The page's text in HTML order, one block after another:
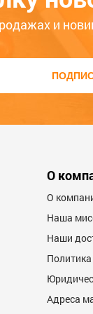
и
О
О
Наша
Наши
Адреса